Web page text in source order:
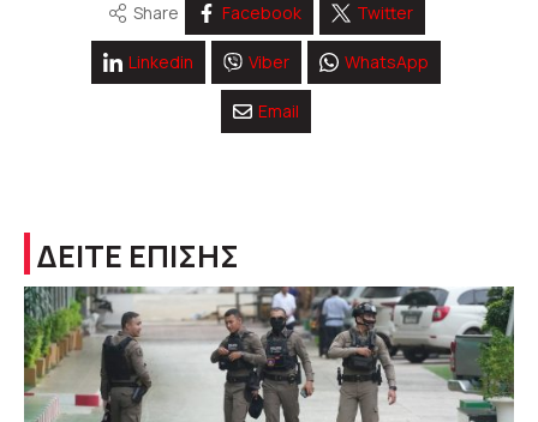
Share Facebook Twitter
Linkedin Viber WhatsApp
Email
ΔΕΙΤΕ ΕΠΙΣΗΣ